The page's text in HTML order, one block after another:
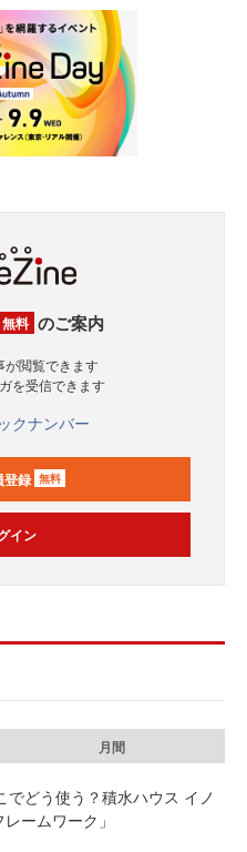
無料 のご案内
が閲覧できます
を受信できます
クナンバー
登録 無料
イン
月間
どう使う？積水ハウス イノ
ームワーク」